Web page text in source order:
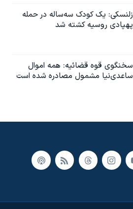
زلنسکی: یک کودک سه‌ساله در حمله
پهپادی روسیه کشته شد
سخنگوی قوه قضائیه: همه اموال
ساعدی‌نیا مشمول مصادره شده است